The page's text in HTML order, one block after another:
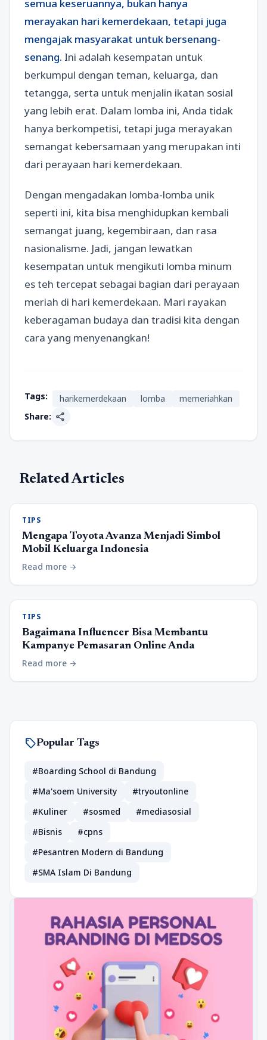
semua keseruannya, bukan hanya
merayakan hari kemerdekaan, tetapi juga
mengajak masyarakat untuk bersenang-
senang. Ini adalah kesempatan untuk
berkumpul dengan teman, keluarga, dan
tetangga, serta untuk menjalin ikatan sosial
yang lebih erat. Dalam lomba ini, Anda tidak
hanya berkompetisi, tetapi juga merayakan
semangat kebersamaan yang merupakan inti
dari perayaan hari kemerdekaan.
Dengan mengadakan lomba-lomba unik
seperti ini, kita bisa menghidupkan kembali
semangat juang, kegembiraan, dan rasa
nasionalisme. Jadi, jangan lewatkan
kesempatan untuk mengikuti lomba minum
es teh tercepat sebagai bagian dari perayaan
meriah di hari kemerdekaan. Mari rayakan
keberagaman budaya dan tradisi kita dengan
cara yang menyenangkan!
Tags: harikemerdekaan lomba
memeriahkan
Share: share
Related Articles
TIPS
Mengapa Toyota Avanza Menjadi Simbol
Mobil Keluarga Indonesia
Read more arrow_forward
TIPS
Bagaimana Influencer Bisa Membantu
Kampanye Pemasaran Online Anda
Read more arrow_forward
sellPopular Tags
#Boarding School di Bandung
#Ma'soem University
#tryoutonline
#Kuliner
#sosmed
#mediasosial
#Bisnis
#cpns
#Pesantren Modern di Bandung
#SMA Islam Di Bandung